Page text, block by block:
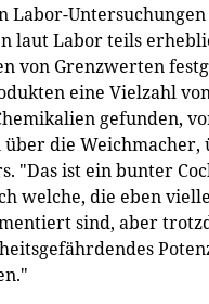
Labor-
laut Labor teils
von Grenzwerten
eine Vielzahl
gefunden,
die Weichmacher,
"Das ist ein bunter
welche, die eben
sind, aber